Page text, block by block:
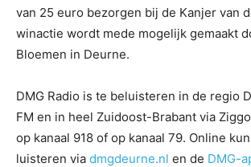
van 25 euro bezorgen bij de Kanjer van
winactie wordt mede mogelijk gemaakt
Bloemen in Deurne.
DMG Radio is te beluisteren in de regio
FM en in heel Zuidoost-Brabant via
op kanaal 918 of op kanaal 79. Online
luisteren via dmgdeurne.nl en de DMG-